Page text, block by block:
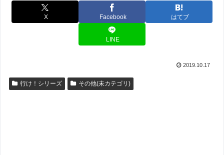
X Facebook はてブ
LINE
2019.10.17
行け！シリーズ その他(未カテゴリ)